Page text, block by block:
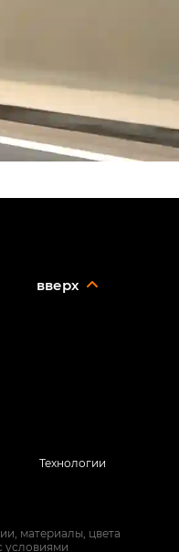
вверх
Технологии
материалы, цвета
условиями